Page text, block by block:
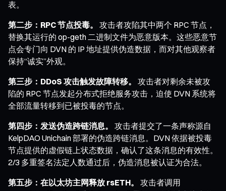
表。
第二步：RPC 节点投毒。
攻击者攻陷其中两个 RPC 节点，
替换其运行的 op-geth 二进制文件为恶意版本。这些恶意节
点会专门向 DVN 的 IP 地址提供伪造数据，而对其他观察者
保持“诚实”外观。
第三步：DDoS 攻击触发故障转移。
攻击者对剩余未被攻
陷的 RPC 节点发起分布式拒绝服务攻击，迫使 DVN 系统将
全部流量转移到已被投毒的节点。
第四步：发送伪造跨链消息。
攻击者提交了一条声称源自
KelpDAO Unichain 部署的伪造跨链消息。DVN 依据被投毒
节点提供的虚假链上状态数据，确认了这条消息的有效性。
2/3 多重签名法定人数通过后，伪造消息被认证为合法。
第五步：在以太坊主网释放 rsETH。
攻击者调用